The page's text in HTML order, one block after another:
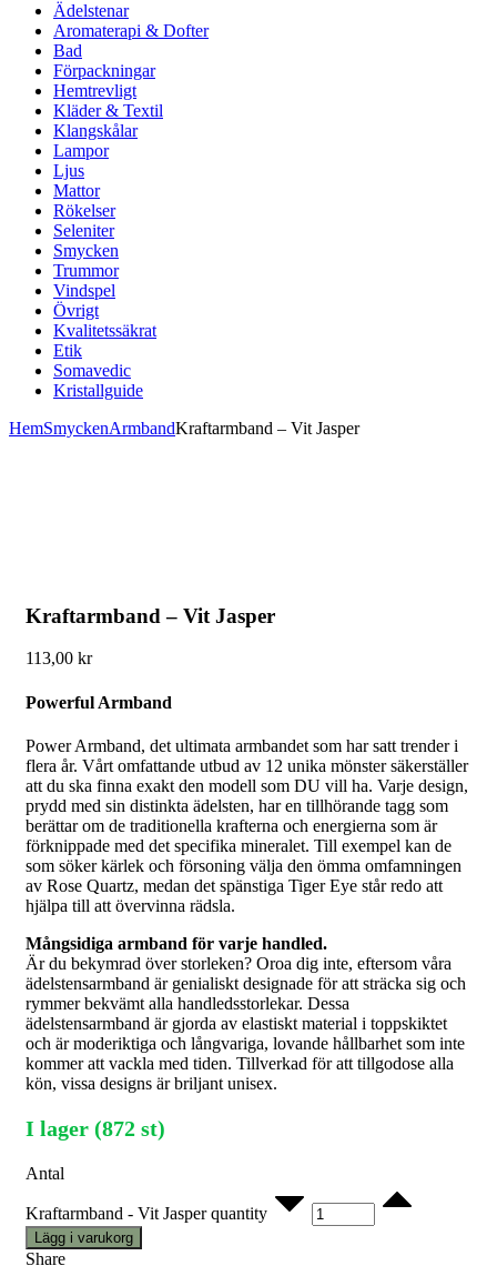
Ädelstenar
Aromaterapi & Dofter
Bad
Förpackningar
Hemtrevligt
Kläder & Textil
Klangskålar
Lampor
Ljus
Mattor
Rökelser
Seleniter
Smycken
Trummor
Vindspel
Övrigt
Kvalitetssäkrat
Etik
Somavedic
Kristallguide
HemSmyckenArmbandKraftarmband – Vit Jasper
Kraftarmband – Vit Jasper
113,00 kr
Powerful Armband
Power Armband, det ultimata armbandet som har satt trender i
flera år. Vårt omfattande utbud av 12 unika mönster säkerställer
att du ska finna exakt den modell som DU vill ha. Varje design,
prydd med sin distinkta ädelsten, har en tillhörande tagg som
berättar om de traditionella krafterna och energierna som är
förknippade med det specifika mineralet. Till exempel kan de
som söker kärlek och försoning välja den ömma omfamningen
av Rose Quartz, medan det spänstiga Tiger Eye står redo att
hjälpa till att övervinna rädsla.
Mångsidiga armband för varje handled.
Är du bekymrad över storleken? Oroa dig inte, eftersom våra
ädelstensarmband är genialiskt designade för att sträcka sig och
rymmer bekvämt alla handledsstorlekar. Dessa
ädelstensarmband är gjorda av elastiskt material i toppskiktet
och är moderiktiga och långvariga, lovande hållbarhet som inte
kommer att vackla med tiden. Tillverkad för att tillgodose alla
kön, vissa designs är briljant unisex.
I lager (872 st)
Antal
Kraftarmband - Vit Jasper quantity
Lägg i varukorg
Share